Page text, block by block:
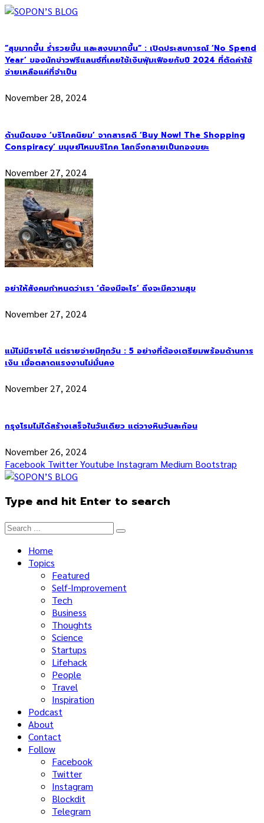
“สุขมากขึ้น ร่ำรวยขึ้น และสงบมากขึ้น” : เปิดประสบการณ์ ‘No Spend
Year’ ของนักข่าวฟรีแลนซ์ที่เคยใช้เงินฟุ่มเฟือยกับปี 2024 ที่ตัดค่าใช้
จ่ายเหลือแค่ที่จำเป็น
November 28, 2024
ด้านมืดของ ‘บริโภคนิยม’ จากสารคดี ‘Buy Now! The Shopping
Conspiracy’ มนุษย์โหมบริโภค โลกจึงกลายเป็นกองขยะ
November 27, 2024
อย่าให้สังคมกำหนดว่าเรา ‘ต้องมีอะไร’ ถึงจะมีความสุข
November 27, 2024
แม้ไม่มีรายได้ แต่รายจ่ายมีทุกวัน : 5 อย่างที่ต้องเตรียมพร้อมด้านการ
เงิน เมื่อตลาดแรงงานไม่มั่นคง
November 27, 2024
กรุงโรมไม่ได้สร้างเสร็จในวันเดียว แต่วางหินวันละก้อน
November 26, 2024
Facebook TwitterYoutube Instagram Medium Bootstrap
Type and hit Enter to search
Home
Topics
Featured
Self-Improvement
Tech
Business
Thoughts
Science
Startups
Lifehack
People
Travel
Inspiration
Podcast
About
Contact
Follow
Facebook
Twitter
Instagram
Blockdit
Telegram